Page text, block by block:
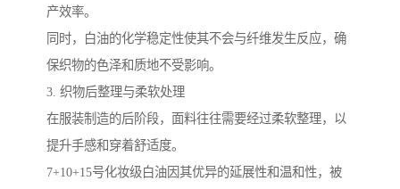
产效率。
同时，白油的化学稳定性使其不会与纤维发生反应，确
保织物的色泽和质地不受影响。
3. 织物后整理与柔软处理
在服装制造的后阶段，面料往往需要经过柔软整理，以
提升手感和穿着舒适度。
7+10+15号化妆级白油因其优异的延展性和温和性，被